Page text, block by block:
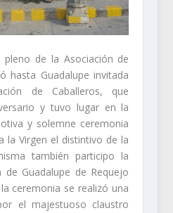
de la Asociación de
hasta Guadalupe invitada
de Caballeros, que
y tuvo lugar en la
y solemne ceremonia
la Virgen el distintivo de la
también participo la
de Guadalupe de Requejo
ceremonia se realizó una
el majestuoso claustro